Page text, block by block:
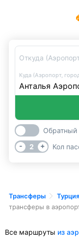
Все
Откуда
Куда (Аэропорт,
Обратный
-
2 + Кол
Трансферы Турция
трансферы в
Все маршруты из